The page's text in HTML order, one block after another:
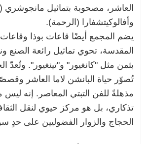
العاشر، مصحوبة بتماثيل مانجوشري
وأفالوكيتشفارا (الرحمة).
يضم المجمع أيضًا قاعات بوذا
المقدسة، تحوي تماثيل رائعة الصنع
بثمن مثل "كانغيور" و"تينغيور". وتُعدّ
تُصوّر حياة البانشن لاما العاشر
مذهلةً للفن التبتي المعاصر. إنه
تذكاري، بل هو مركز حيوي لنقل
الحجاج والزوار الفضوليين على حدٍ